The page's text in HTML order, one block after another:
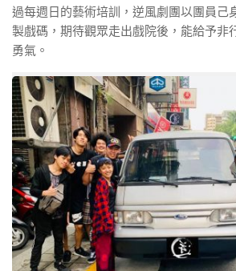
過每週日的藝術培訓，逆風劇團以團員己
製戲碼，期待觀眾走出戲院後，能給予非
勇氣。